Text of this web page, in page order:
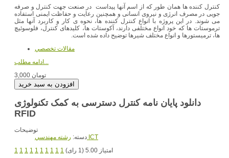
کنترل کننده ها همان طور که از اسم آنها پیداست در صنعت جهت کنترل و صرفه
جویی در مصرف انرژی و نیروی انسانی و همچنین رعایت و حفاظت ایمنی استفاده
می شوند. در این پروژه با انواع کنترل کننده ها، نحوه ی کار و کاربرد آنها مثل
ترموستات ها که خود انواع مختلفی دارند، آکوستات ها، کلیدهای کنترل، فلوسوئیچ
ها، ترمیستورها و انواع مختلف شیرها توضیح داده شده است.
مقالات تخصصي
3,000 تومان
دانلود پایان نامه کنترل دسترسی به کمک تکنولوژی
RFID
توضیحات
دسته: رشته مهندسي ICT
1 1 1 1 1 1 1 1 1 1
امتیاز 5.00 (1 رای)